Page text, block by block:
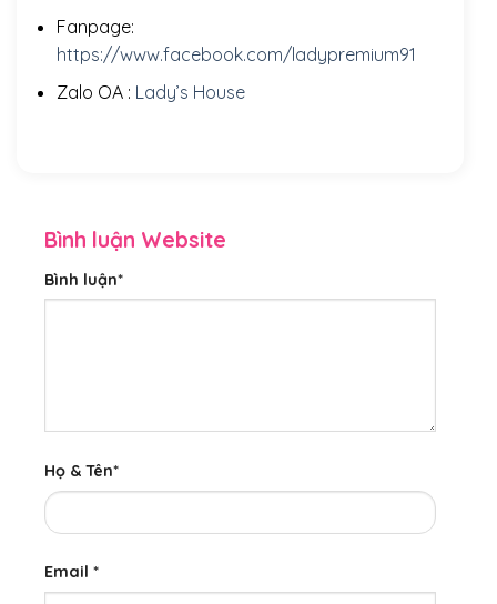
Fanpage:
https://www.facebook.com/ladypremium91
Zalo OA : Lady’s House
Bình luận Website
Bình luận*
Họ & Tên*
Email *